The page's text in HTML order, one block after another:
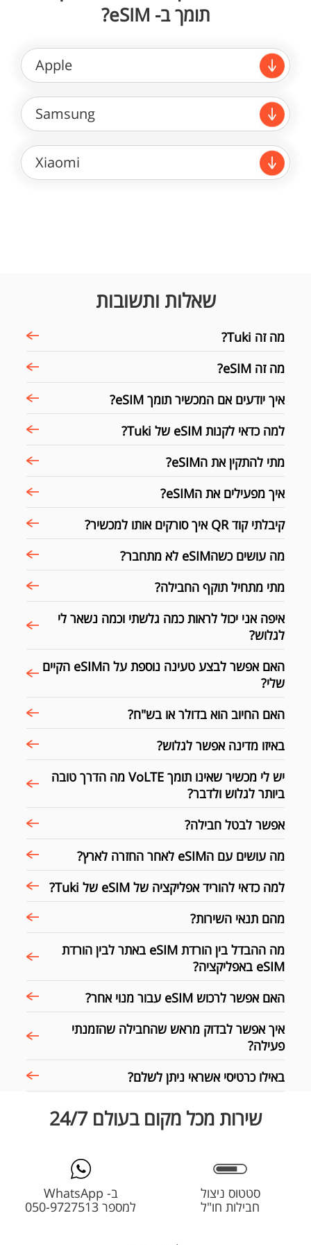
תומך ב- eSIM?
Apple
Samsung
Xiaomi
שאלות ותשובות
מה זה Tuki?
מה זה eSIM?
איך יודעים אם המכשיר תומך eSIM?
למה כדאי לקנות eSIM של Tuki?
מתי להתקין את הeSIM?
איך מפעילים את הeSIM?
קיבלתי קוד QR איך סורקים אותו למכשיר?
מה עושים כשהeSIM לא מתחבר?
מתי מתחיל תוקף החבילה?
איפה אני יכול לראות כמה גלשתי וכמה נשאר לי
לגלוש?
האם אפשר לבצע טעינה נוספת על הeSIM הקיים
שלי?
האם החיוב הוא בדולר או בש"ח?
באיזו מדינה אפשר לגלוש?
יש לי מכשיר שאינו תומך VoLTE מה הדרך טובה
ביותר לגלוש ולדבר?
אפשר לבטל חבילה?
מה עושים עם הeSIM לאחר החזרה לארץ?
למה כדאי להוריד אפליקציה של eSIM של Tuki?
מהם תנאי השירות?
מה ההבדל בין הורדת eSIM באתר לבין הורדת
eSIM באפליקציה?
האם אפשר לרכוש eSIM עבור מנוי אחר?
איך אפשר לבדוק מראש שהחבילה שהזמנתי
פעילה?
באילו כרטיסי אשראי ניתן לשלם?
שירות מכל מקום בעולם 24/7
סטטוס ניצול
חבילות חו"ל
ב- WhatsApp
למספר 050-9727513